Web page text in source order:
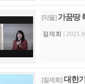
[약물] 가꿈땅
절제회 |
[절제회] 대한